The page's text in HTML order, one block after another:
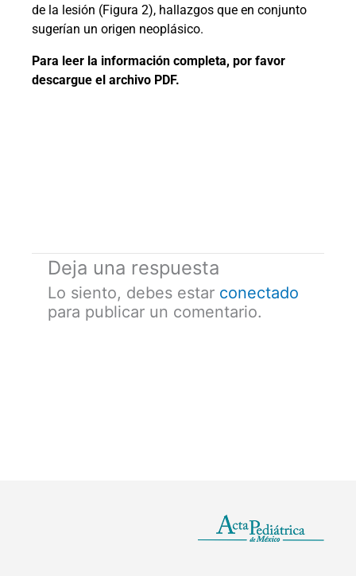
de la lesión (Figura 2), hallazgos que en conjunto
sugerían un origen neoplásico.
Para leer la información completa, por favor
descargue el archivo PDF.
Deja una respuesta
Lo siento, debes estar conectado
para publicar un comentario.